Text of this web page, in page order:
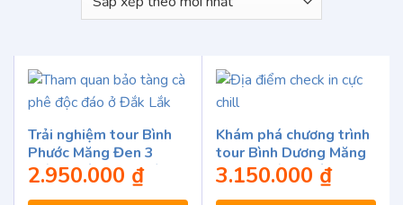
Trải nghiệm tour Bình
Phước Măng Đen 3
ngày 2 đêm trọn gói
2.950.000 ₫
Khám phá chương trình
tour Bình Dương Măng
Đen 3 ngày 2 đêm
3.150.000 ₫